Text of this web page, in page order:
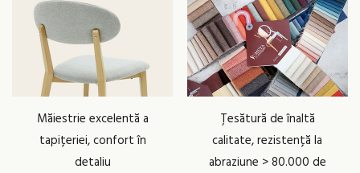
Măiestrie excelentă a
tapițeriei, confort în
detaliu
Țesătură de înaltă
calitate, rezistență la
abraziune > 80.000 de